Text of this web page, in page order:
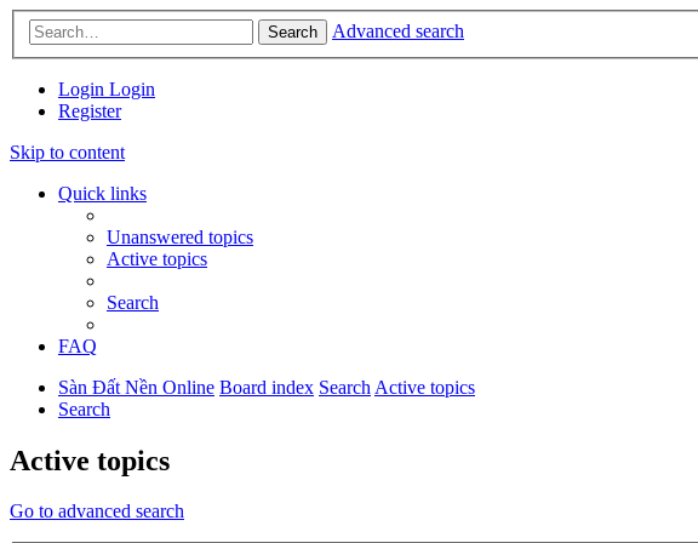
Search Advanced search
Login Login
Register
Skip to content
Quick links
Unanswered topics
Active topics
Search
FAQ
Sàn Đất Nền Online Board index Search Active topics
Search
Active topics
Go to advanced search